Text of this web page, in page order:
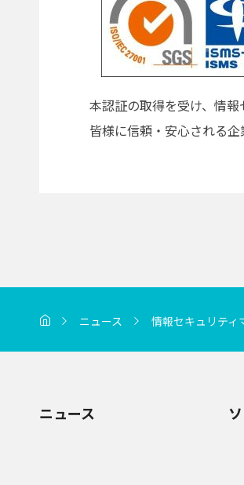
本認証の取得を受け、情
皆様に信頼・安心される企
ニュース 情報セキュリテ
ニュース